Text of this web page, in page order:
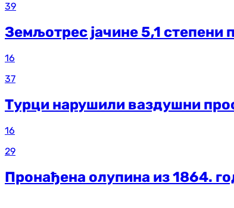
39
Земљотрес јачине 5,1 степени
16
37
Турци нарушили ваздушни
16
29
Пронађена олупина из 1864.